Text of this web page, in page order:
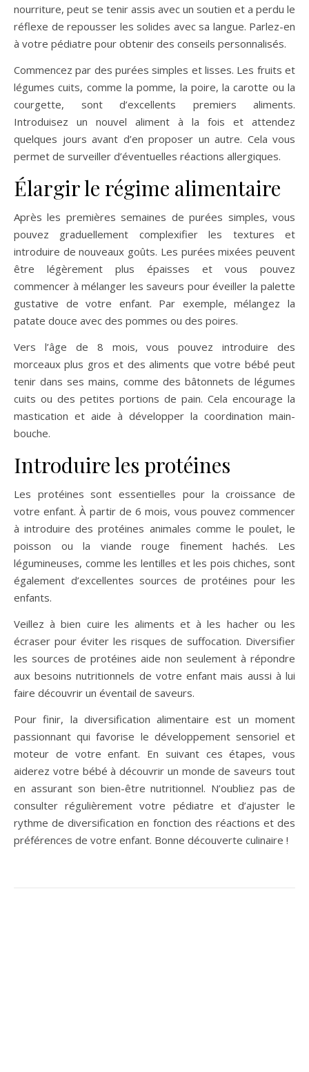
nourriture, peut se tenir assis avec un soutien et a perdu le
réflexe de repousser les solides avec sa langue. Parlez-en
à votre pédiatre pour obtenir des conseils personnalisés.
Commencez par des purées simples et lisses. Les fruits et
légumes cuits, comme la pomme, la poire, la carotte ou la
courgette, sont d’excellents premiers aliments.
Introduisez un nouvel aliment à la fois et attendez
quelques jours avant d’en proposer un autre. Cela vous
permet de surveiller d’éventuelles réactions allergiques.
Élargir le régime alimentaire
Après les premières semaines de purées simples, vous
pouvez graduellement complexifier les textures et
introduire de nouveaux goûts. Les purées mixées peuvent
être légèrement plus épaisses et vous pouvez
commencer à mélanger les saveurs pour éveiller la palette
gustative de votre enfant. Par exemple, mélangez la
patate douce avec des pommes ou des poires.
Vers l’âge de 8 mois, vous pouvez introduire des
morceaux plus gros et des aliments que votre bébé peut
tenir dans ses mains, comme des bâtonnets de légumes
cuits ou des petites portions de pain. Cela encourage la
mastication et aide à développer la coordination main-
bouche.
Introduire les protéines
Les protéines sont essentielles pour la croissance de
votre enfant. À partir de 6 mois, vous pouvez commencer
à introduire des protéines animales comme le poulet, le
poisson ou la viande rouge finement hachés. Les
légumineuses, comme les lentilles et les pois chiches, sont
également d’excellentes sources de protéines pour les
enfants.
Veillez à bien cuire les aliments et à les hacher ou les
écraser pour éviter les risques de suffocation. Diversifier
les sources de protéines aide non seulement à répondre
aux besoins nutritionnels de votre enfant mais aussi à lui
faire découvrir un éventail de saveurs.
Pour finir, la diversification alimentaire est un moment
passionnant qui favorise le développement sensoriel et
moteur de votre enfant. En suivant ces étapes, vous
aiderez votre bébé à découvrir un monde de saveurs tout
en assurant son bien-être nutritionnel. N’oubliez pas de
consulter régulièrement votre pédiatre et d’ajuster le
rythme de diversification en fonction des réactions et des
préférences de votre enfant. Bonne découverte culinaire !